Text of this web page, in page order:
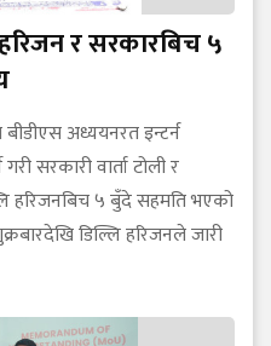
र सरकारबिच ५
अध्ययनरत इन्टर्न
सरकारी वार्ता टोली र
हरिजनबिच ५ बुँदे सहमति भएको
डिल्लि हरिजनले जारी